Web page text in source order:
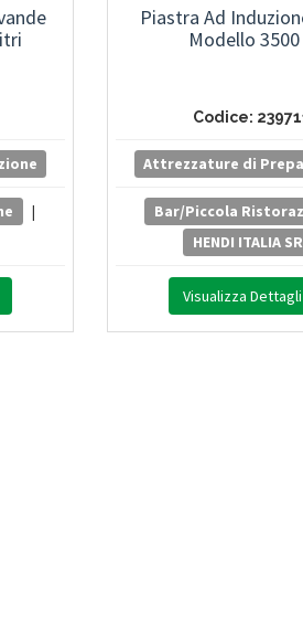
|
Piastra Ad
Modello 3500
Codice:
Attrezzature di
Bar/Piccola
HENDI ITALIA
Visualizza Dettagli